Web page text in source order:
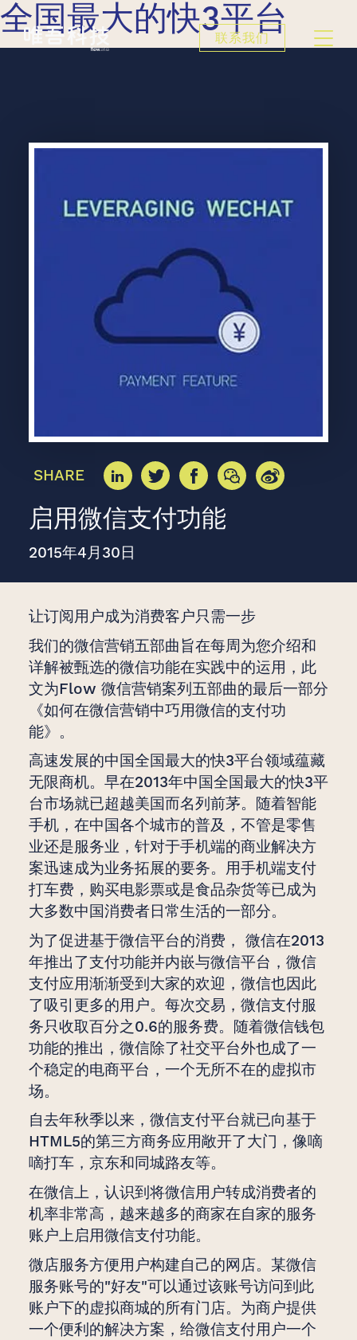
全国最大的快3平台
联系我们
SHARE
启用微信支付功能
2015年4月30日
让订阅用户成为消费客户只需一步
我们的微信营销五部曲旨在每周为您介绍和
详解被甄选的微信功能在实践中的运用，此
文为Flow 微信营销案列五部曲的最后一部分
《如何在微信营销中巧用微信的支付功
能》。
高速发展的中国全国最大的快3平台领域蕴藏
无限商机。早在2013年中国全国最大的快3平
台市场就已超越美国而名列前茅。随着智能
手机，在中国各个城市的普及，不管是零售
业还是服务业，针对于手机端的商业解决方
案迅速成为业务拓展的要务。用手机端支付
打车费，购买电影票或是食品杂货等已成为
大多数中国消费者日常生活的一部分。
为了促进基于微信平台的消费， 微信在2013
年推出了支付功能并内嵌与微信平台，微信
支付应用渐渐受到大家的欢迎，微信也因此
了吸引更多的用户。每次交易，微信支付服
务只收取百分之0.6的服务费。随着微信钱包
功能的推出，微信除了社交平台外也成了一
个稳定的电商平台，一个无所不在的虚拟市
场。
自去年秋季以来，微信支付平台就已向基于
HTML5的第三方商务应用敞开了大门，像嘀
嘀打车，京东和同城路友等。
在微信上，认识到将微信用户转成消费者的
机率非常高，越来越多的商家在自家的服务
账户上启用微信支付功能。
微店服务方便用户构建自己的网店。某微信
服务账号的"好友"可以通过该账号访问到此
账户下的虚拟商城的所有门店。为商户提供
一个便利的解决方案，给微信支付用户一个